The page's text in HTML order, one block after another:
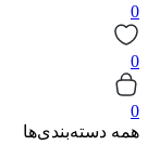
0
0
0
همه دسته‌بندی‌ها